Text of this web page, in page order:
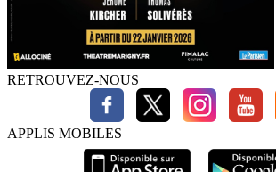
RETROUVEZ-NOUS
APPLIS MOBILES